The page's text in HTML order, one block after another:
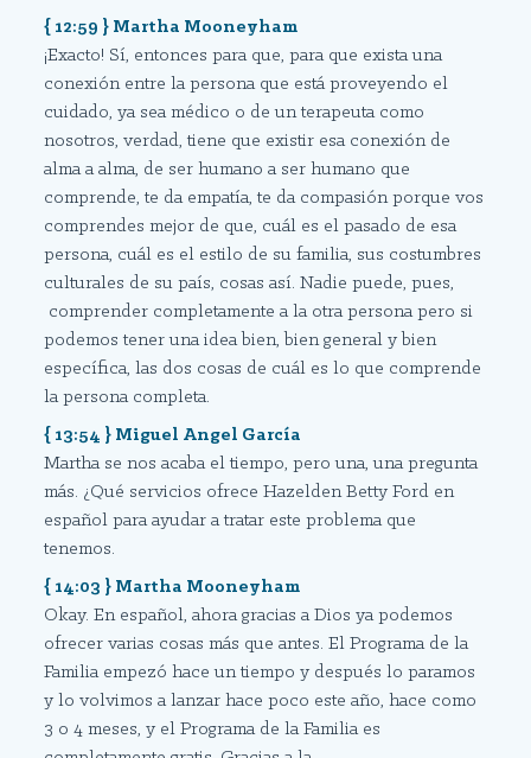
{ 12:59 } Martha Mooneyham
¡Exacto! Sí, entonces para que, para que exista una
conexión entre la persona que está proveyendo el
cuidado, ya sea médico o de un terapeuta como
nosotros, verdad, tiene que existir esa conexión de
alma a alma, de ser humano a ser humano que
comprende, te da empatía, te da compasión porque vos
comprendes mejor de que, cuál es el pasado de esa
persona, cuál es el estilo de su familia, sus costumbres
culturales de su país, cosas así. Nadie puede, pues,
comprender completamente a la otra persona pero si
podemos tener una idea bien, bien general y bien
específica, las dos cosas de cuál es lo que comprende
la persona completa.
{ 13:54 } Miguel Angel García
Martha se nos acaba el tiempo, pero una, una pregunta
más. ¿Qué servicios ofrece Hazelden Betty Ford en
español para ayudar a tratar este problema que
tenemos.
{ 14:03 } Martha Mooneyham
Okay. En español, ahora gracias a Dios ya podemos
ofrecer varias cosas más que antes. El Programa de la
Familia empezó hace un tiempo y después lo paramos
y lo volvimos a lanzar hace poco este año, hace como
3 o 4 meses, y el Programa de la Familia es